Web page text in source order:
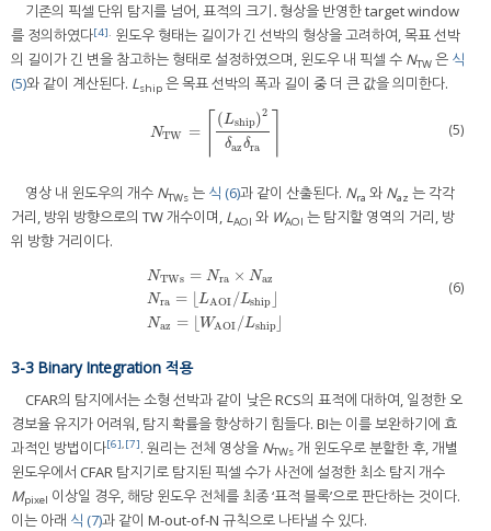
기존의 픽셀 단위 탐지를 넘어, 표적의 크기․형상을 반영한 target window
를 정의하였다[4]
윈도우 형태는 길이가 긴 선박의 형상을 고려하여, 목표 선박
의 길이가 긴 변을 참고하는 형태로 설정하였으며, 윈도우 내 픽셀 수 NTW 은 식
(5)와 같이 계산된다. Lship 은 목표 선박의 폭과 길이 중 더 큰 값을 의미한다.
NTW =
(Lship)2
δazδra
NTW =Lship2δazδra (5)
영상 내 윈도우의 개수 NTWs 는 식 (6)과 같이 산출된다. Nra 와 Naz 는 각각
거리, 방위 방향으로의 TW 개수이며, LAOI 와 WAOI 는 탐지할 영역의 거리, 방
위 방향 거리이다.
NTWs = Nra × Naz
Nra = ⌊LAOI /Lship
Naz = WAOI /Lship
NTWs= Nra×NazNra=
(6)
3-3 Binary Integration 적용
CFAR의 탐지에서는 소형 선박과 같이 낮은 RCS의 표적에 대하여, 일정한 오
경보율 유지가 어려워, 탐지 확률을 향상하기 힘들다. BI는 이를 보완하기에 효
과적인 방법이다[6],[7]. 원리는 전체 영상을 NTWs 개 윈도우로 분할한 후, 개별
윈도우에서 CFAR 탐지기로 탐지된 픽셀 수가 사전에 설정한 최소 탐지 개수
Mpixel 이상일 경우, 해당 윈도우 전체를 최종 ‘표적 블록’으로 판단하는 것이다.
이는 아래 식 (7)과 같이 M-out-of-N 규칙으로 나타낼 수 있다.